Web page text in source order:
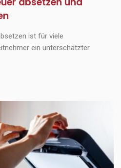
ist für viele
ein unterschätzter